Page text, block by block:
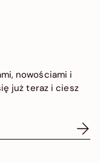
nowościami i
już teraz i ciesz